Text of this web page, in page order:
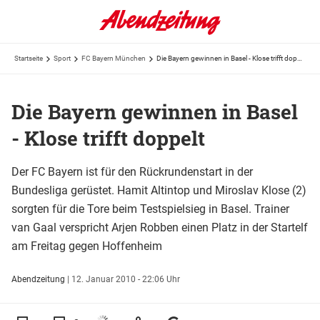
Startseite Sport FC Bayern München
Die Bayern gewinnen in Basel
- Klose trifft doppelt
Der FC Bayern ist für den Rückrundenstart in der
Bundesliga gerüstet. Hamit Altintop und Miroslav Klose (2)
sorgten für die Tore beim Testspielsieg in Basel. Trainer
van Gaal verspricht Arjen Robben einen Platz in der Startelf
am Freitag gegen Hoffenheim
Abendzeitung | 12. Januar 2010 - 22:06 Uhr